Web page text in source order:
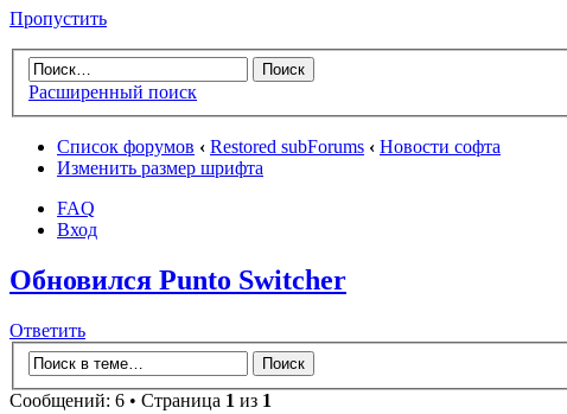
Пропустить
Расширенный поиск
Список форумов ‹ Restored subForums ‹ Новости софта
Изменить размер шрифта
FAQ
Вход
Обновился Punto Switcher
Ответить
Сообщений: 6 • Страница 1 из 1